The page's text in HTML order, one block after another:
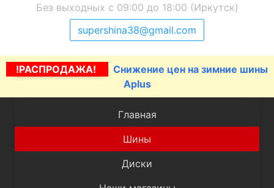
Без выходных с 09:00 до 18:00 (Иркутск)
supershina38@gmail.com
!РАСПРОДАЖА!
Снижение цен на зимние шины
Aplus
Главная
Шины
Диски